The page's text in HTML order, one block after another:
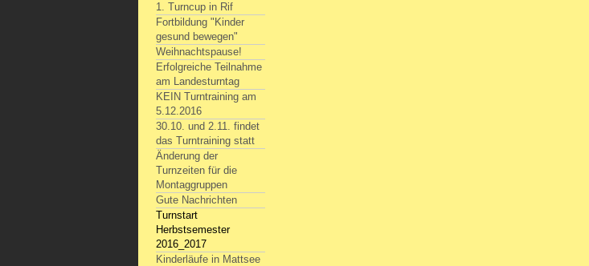
1. Turncup in Rif
Fortbildung "Kinder
gesund bewegen"
Weihnachtspause!
Erfolgreiche Teilnahme
am Landesturntag
KEIN Turntraining am
5.12.2016
30.10. und 2.11. findet
das Turntraining statt
Änderung der
Turnzeiten für die
Montaggruppen
Gute Nachrichten
Turnstart
Herbstsemester
2016_2017
Kinderläufe in Mattsee